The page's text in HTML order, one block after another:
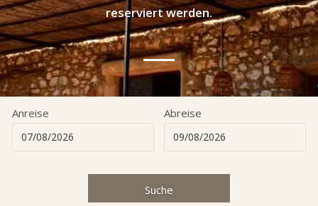
reserviert werden.
Anreise Abreise
Suche